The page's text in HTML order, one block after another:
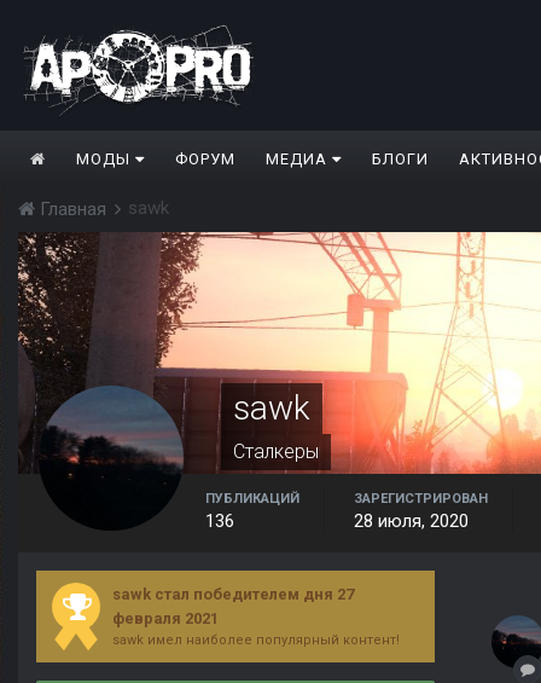
МОДЫ ФОРУМ МЕДИА БЛОГИ
Главная sawk
sawk
Сталкеры
ПУБЛИКАЦИЙ
136
ЗАРЕГИСТРИРОВАН
28 июля, 2020
sawk стал победителем дня 27
февраля 2021
sawk имел наиболее популярный контент!